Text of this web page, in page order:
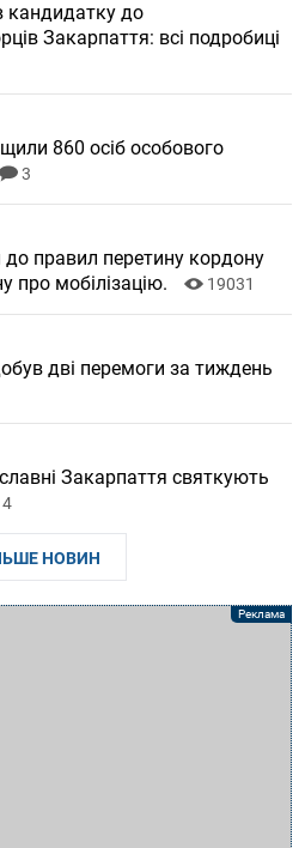
кандидатку до
Закарпаття: всі подробиці
860 осіб особового
3
правил перетину кордону
про мобілізацію.
19031
дві перемоги за тиждень
Закарпаття святкують
4
НОВИН